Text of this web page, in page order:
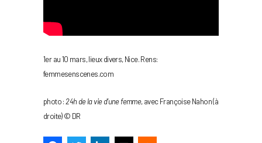
1er au 10 mars, lieux divers, Nice. Rens:
femmesenscenes.com
photo :24h de la vie d’une femme, avec Françoise Nahon (à
droite) © DR